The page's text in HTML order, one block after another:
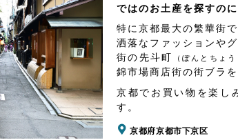
ではのお土産を探すの
特に京都最大の繁華街
洒落なファッションや
街の先斗町
（ぽんとちょ
錦市場商店街の街ブラ
京都でお買い物を楽し
す。
京都府京都市下京区